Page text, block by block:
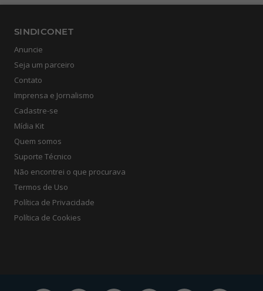
SINDICONET
Anuncie
Seja um parceiro
Contato
Imprensa e Jornalismo
Cadastre-se
Mídia Kit
Quem somos
Suporte Técnico
Não encontrei o que procurava
Termos de Uso
Política de Privacidade
Política de Cookies